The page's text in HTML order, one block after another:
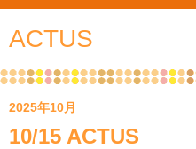
ACTUS
2025年10月
10/15 ACTUS